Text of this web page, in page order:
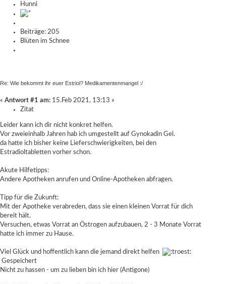
Hunni
Beiträge: 205
Blüten im Schnee
Re: Wie bekommt ihr euer Estriol? Medikamentenmangel :/
« Antwort #1 am: 15.Feb 2021, 13:13 »
Zitat
Leider kann ich dir nicht konkret helfen.
Vor zweieinhalb Jahren hab ich umgestellt auf Gynokadin Gel.
da hatte ich bisher keine Lieferschwierigkeiten, bei den
Estradioltabletten vorher schon.
Akute Hilfetipps:
Andere Apotheken anrufen und Online-Apotheken abfragen.
Tipp für die Zukunft:
Mit der Apotheke verabreden, dass sie einen kleinen Vorrat für dich
bereit hält.
Versuchen, etwas Vorrat an Östrogen aufzubauen, 2 - 3 Monate Vorrat
hatte ich immer zu Hause.
Viel Glück und hoffentlich kann die jemand direkt helfen
Gespeichert
Nicht zu hassen - um zu lieben bin ich hier (Antigone)